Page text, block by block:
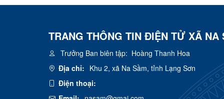
TRANG THÔNG TIN ĐIỆN TỬ XÃ NA
Trưởng Ban biên tập: Hoàng Thanh Hoa
Địa chỉ: Khu 2, xã Na Sầm, tỉnh Lạng Sơn
Điện thoại: